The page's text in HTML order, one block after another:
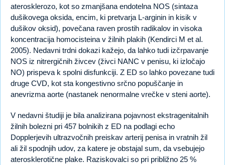
aterosklerozo, kot so zmanjšana endotelna NOS (sintaza
dušikovega oksida, encim, ki pretvarja L-arginin in kisik v
dušikov oksid), povečana raven prostih radikalov in visoka
koncentracija homocisteina v žilnih plakih (Kendirci M et al.
2005). Nedavni trdni dokazi kažejo, da lahko tudi izčrpavanje
NOS iz nitrergičnih živcev (živci NANC v penisu, ki izločajo
NO) prispeva k spolni disfunkciji. Z ED so lahko povezane tudi
druge CVD, kot sta kongestivno srčno popuščanje in
anevrizma aorte (nastanek nenormalne vrečke v steni aorte).
V nedavni študiji je bila analizirana pojavnost ekstragenitalnih
žilnih bolezni pri 457 bolnikih z ED na podlagi echo
Dopplerjevih ultrazvočnih preiskav arterij penisa in vratnih žil
ali žil spodnjih udov, za katere je obstajal sum, da vsebujejo
aterosklerotične plake. Raziskovalci so pri približno 25 %